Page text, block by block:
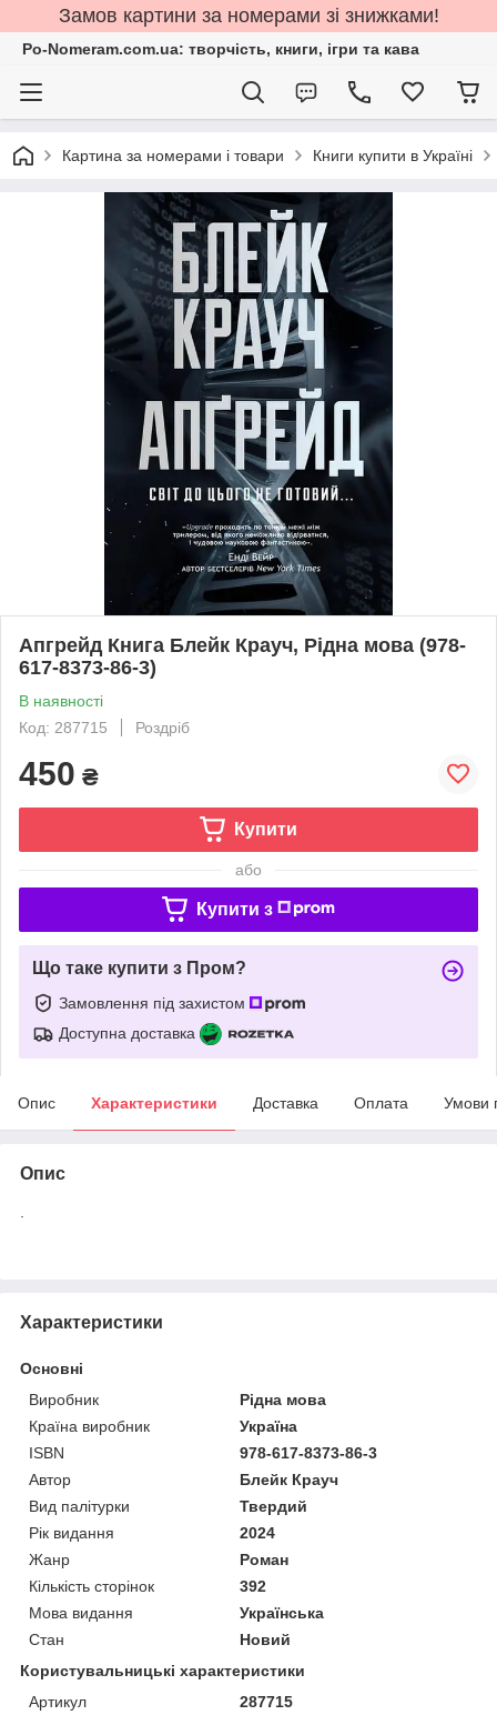
Замов картини за номерами зі знижками!
Po-Nomeram.com.ua: творчість, книги, ігри та кава
Картина за номерами і товари Книги купити в Україні
Апгрейд Книга Блейк Крауч, Рідна мова (978-
617-8373-86-3)
В наявності
Код: 287715
Роздріб
450 ₴
Купити
або
Купити з
Що таке купити з Пром?
Замовлення під захистом
Доступна доставка
Опис Характеристики Доставка Оплата Умови
Опис
Характеристики
Основні
Виробник
Рідна мова
Країна виробник
Україна
ISBN
978-617-8373-86-3
Автор
Блейк Крауч
Вид палітурки
Твердий
Рік видання
2024
Жанр
Роман
Кількість сторінок
392
Мова видання
Українська
Стан
Новий
Користувальницькі характеристики
Артикул
287715